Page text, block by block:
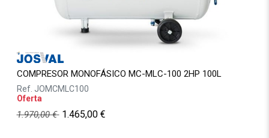
COMPRESOR MONOFÁSICO MC-MLC-100 2HP 100L
Ref. JOMCMLC100
Oferta
1.970,00€ 1.465,00€